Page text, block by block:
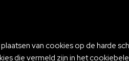
van cookies op de harde
die vermeld zijn in het